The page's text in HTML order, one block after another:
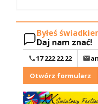
Byłeś
Daj nam znać!
17 222 22 22
Otwórz formularz